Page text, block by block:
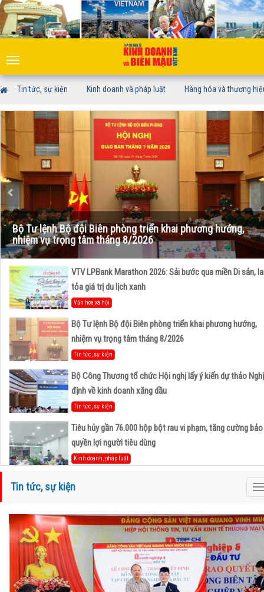
Toggle
navigation
Tin tức, sự kiện Kinh doanh và pháp luật Hàng hóa và thương
Bộ Tư lệnh Bộ đội Biên phòng triển khai phương hướng,
nhiệm vụ trọng tâm tháng 8/2026
VTV LPBank Marathon 2026: Sải bước qua miền Di sản,
tỏa giá trị du lịch xanh
Văn hóa xã hội
Bộ Tư lệnh Bộ đội Biên phòng triển khai phương hướng,
nhiệm vụ trọng tâm tháng 8/2026
Tin tức, sự kiện
Bộ Công Thương tổ chức Hội nghị lấy ý kiến dự thảo Nghị
định về kinh doanh xăng dầu
Tin tức, sự kiện
Tiêu hủy gần 76.000 hộp bột rau vi phạm, tăng cường
quyền lợi người tiêu dùng
Kinh doanh, pháp luật
Hà Tĩnh và Petrovietnam thúc đẩy hợp tác phát triển
tâm công nghiệp - năng lượng sinh thái tại Vũng Áng
Hội nghị toàn quốc quán triệt và triển khai thực hiện Nghị
quyết Hội nghị Trung ương 3
Tin tức, sự kiện
Chủ tịch UBND tỉnh Thanh Hóa được điều động, bổ
Tin tức, sự kiện